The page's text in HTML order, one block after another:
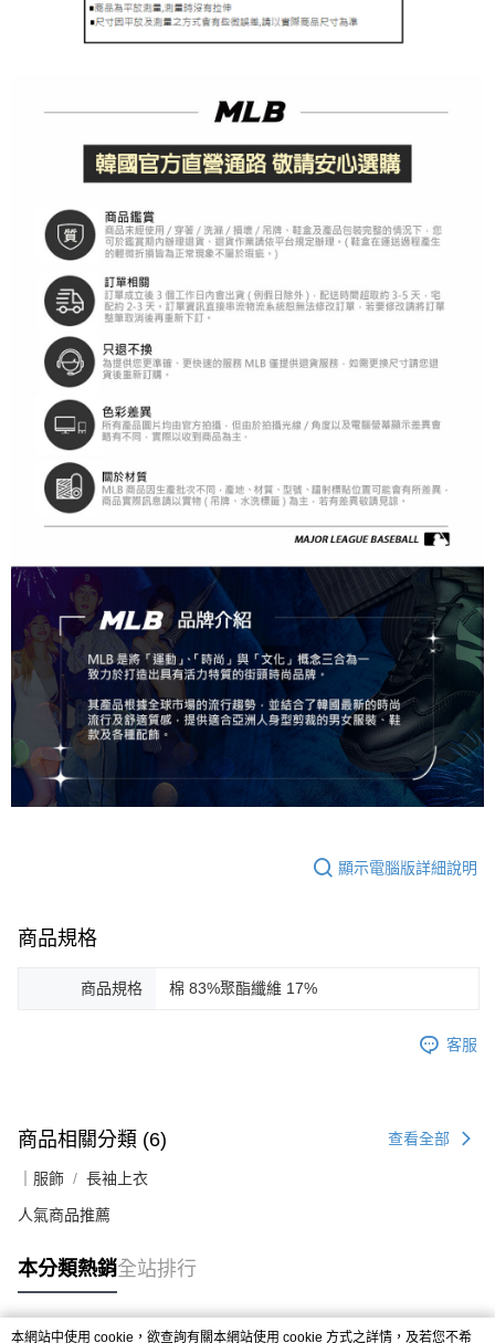
顯示電腦版詳細說明
商品規格
商品規格 棉 83%聚酯纖維 17%
客服
商品相關分類 (6) 查看全部
｜服飾 長袖上衣
人氣商品推薦
本分類熱銷全站排行
本網站中使用 cookie，欲查詢有關本網站使用 cookie 方式之詳情，及若您不希